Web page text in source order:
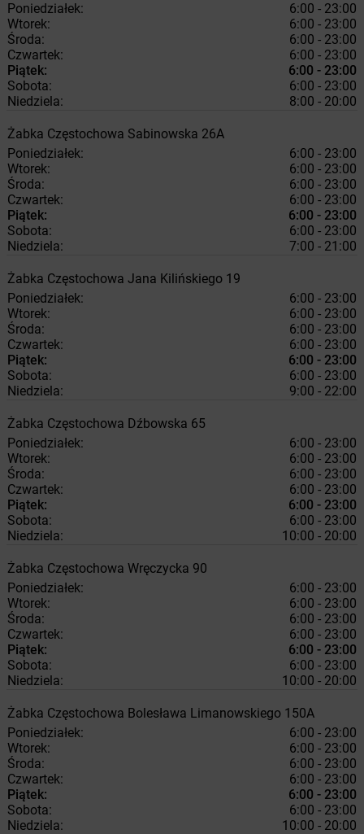
Poniedziałek:
6:00 - 23:00
Wtorek:
6:00 - 23:00
Środa:
6:00 - 23:00
Czwartek:
6:00 - 23:00
Piątek:
6:00 - 23:00
Sobota:
6:00 - 23:00
Niedziela:
8:00 - 20:00
Żabka Częstochowa Sabinowska 26A
Poniedziałek:
6:00 - 23:00
Wtorek:
6:00 - 23:00
Środa:
6:00 - 23:00
Czwartek:
6:00 - 23:00
Piątek:
6:00 - 23:00
Sobota:
6:00 - 23:00
Niedziela:
7:00 - 21:00
Żabka Częstochowa Jana Kilińskiego 19
Poniedziałek:
6:00 - 23:00
Wtorek:
6:00 - 23:00
Środa:
6:00 - 23:00
Czwartek:
6:00 - 23:00
Piątek:
6:00 - 23:00
Sobota:
6:00 - 23:00
Niedziela:
9:00 - 22:00
Żabka Częstochowa Dźbowska 65
Poniedziałek:
6:00 - 23:00
Wtorek:
6:00 - 23:00
Środa:
6:00 - 23:00
Czwartek:
6:00 - 23:00
Piątek:
6:00 - 23:00
Sobota:
6:00 - 23:00
Niedziela:
10:00 - 20:00
Żabka Częstochowa Wręczycka 90
Poniedziałek:
6:00 - 23:00
Wtorek:
6:00 - 23:00
Środa:
6:00 - 23:00
Czwartek:
6:00 - 23:00
Piątek:
6:00 - 23:00
Sobota:
6:00 - 23:00
Niedziela:
10:00 - 20:00
Żabka Częstochowa Bolesława Limanowskiego 150A
Poniedziałek:
6:00 - 23:00
Wtorek:
6:00 - 23:00
Środa:
6:00 - 23:00
Czwartek:
6:00 - 23:00
Piątek:
6:00 - 23:00
Sobota:
6:00 - 23:00
Niedziela:
10:00 - 20:00